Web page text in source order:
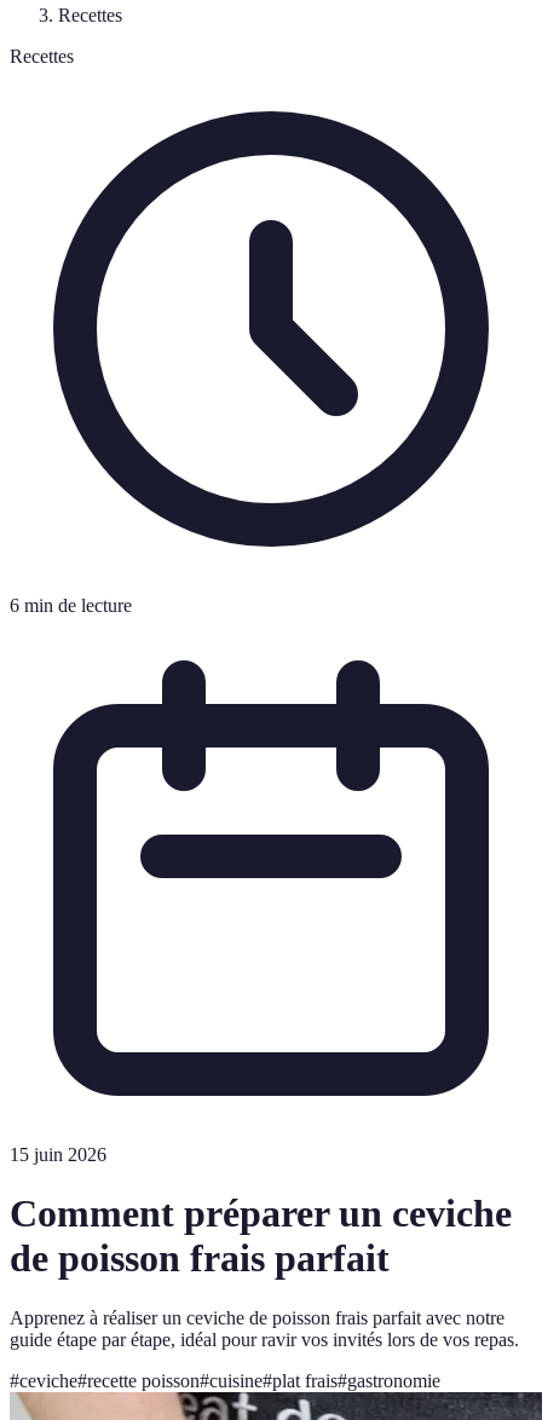
Recettes
Recettes
6 min de lecture
15 juin 2026
Comment préparer un ceviche
de poisson frais parfait
Apprenez à réaliser un ceviche de poisson frais parfait avec notre
guide étape par étape, idéal pour ravir vos invités lors de vos repas.
#ceviche#recette poisson#cuisine#plat frais#gastronomie